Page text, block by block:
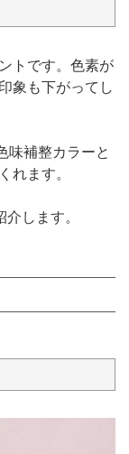
トです。色素が
象も下がってし
味補整カラーと
れます。
します。